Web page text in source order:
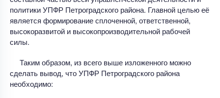
политики УПФР Петроградского района. Главной целью её
является формирование сплоченной, ответственной,
высокоразвитой и высокопроизводительной рабочей
силы.
Таким образом, из всего выше изложенного можно
сделать вывод, что УПФР Петроградского района
необходимо: